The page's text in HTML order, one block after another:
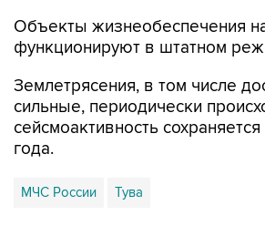
Объекты жизнеобеспечения
функционируют в штатном
Землетрясения, в том числе
сильные, периодически
сейсмоактивность сохраняется
года.
МЧС России Тува